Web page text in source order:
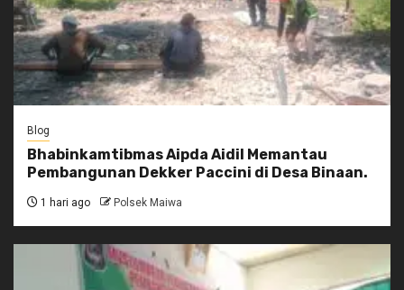
Blog
Bhabinkamtibmas Aipda Aidil Memantau
Pembangunan Dekker Paccini di Desa Binaan.
1 hari ago Polsek Maiwa